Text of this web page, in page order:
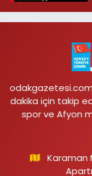
dakika için takip
spor ve Afyon
Karaman